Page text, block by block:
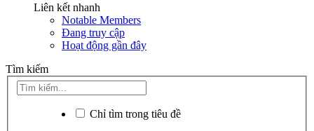
Liên kết nhanh
Notable Members
Đang truy cập
Hoạt động gần đây
Tìm kiếm
Chỉ tìm trong tiêu đề